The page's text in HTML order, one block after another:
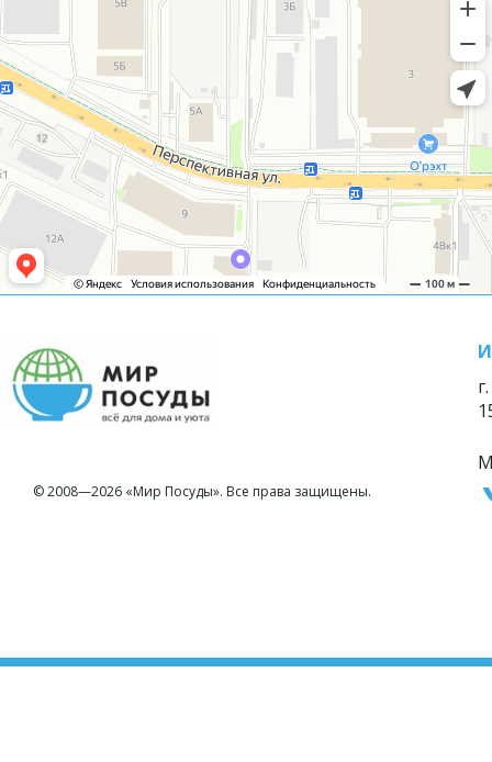
© 2008—2026 «Мир Посуды». Все права защищены.